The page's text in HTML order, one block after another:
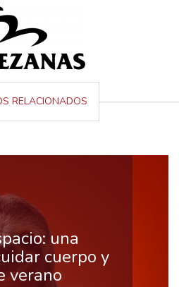
RELACIONADOS
una
cuerpo y
verano